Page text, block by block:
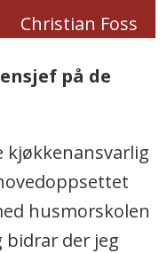
Christian Foss
på de
kjøkkenansvarlig
husmorskolen
bidrar der jeg